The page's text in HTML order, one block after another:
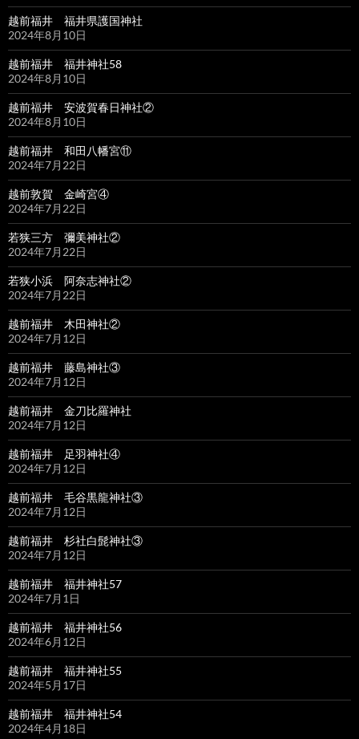
越前福井 福井県護国神社
2024年8月10日
越前福井 福井神社58
2024年8月10日
越前福井 安波賀春日神社②
2024年8月10日
越前福井 和田八幡宮⑪
2024年7月22日
越前敦賀 金崎宮④
2024年7月22日
若狭三方 彌美神社②
2024年7月22日
若狭小浜 阿奈志神社②
2024年7月22日
越前福井 木田神社②
2024年7月12日
越前福井 藤島神社③
2024年7月12日
越前福井 金刀比羅神社
2024年7月12日
越前福井 足羽神社④
2024年7月12日
越前福井 毛谷黒龍神社③
2024年7月12日
越前福井 杉社白髭神社③
2024年7月12日
越前福井 福井神社57
2024年7月1日
越前福井 福井神社56
2024年6月12日
越前福井 福井神社55
2024年5月17日
越前福井 福井神社54
2024年4月18日